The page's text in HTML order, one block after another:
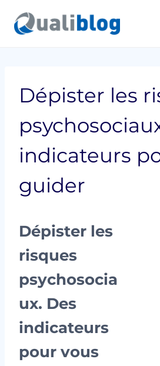
contenu
Dépister les
indicateurs
guider
Dépister les
risques
psychosocia
ux. Des
indicateurs
pour vous